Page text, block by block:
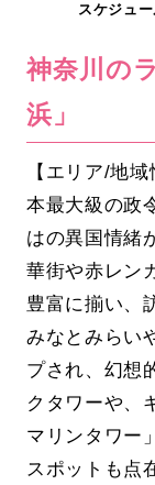
スケジュ
神奈川の
浜」
【エリア/地
本最大級の政
はの異国情緒
華街や赤レン
豊富に揃い、
みなとみらい
プされ、幻想
クタワーや、
マリンタワー
スポットも点